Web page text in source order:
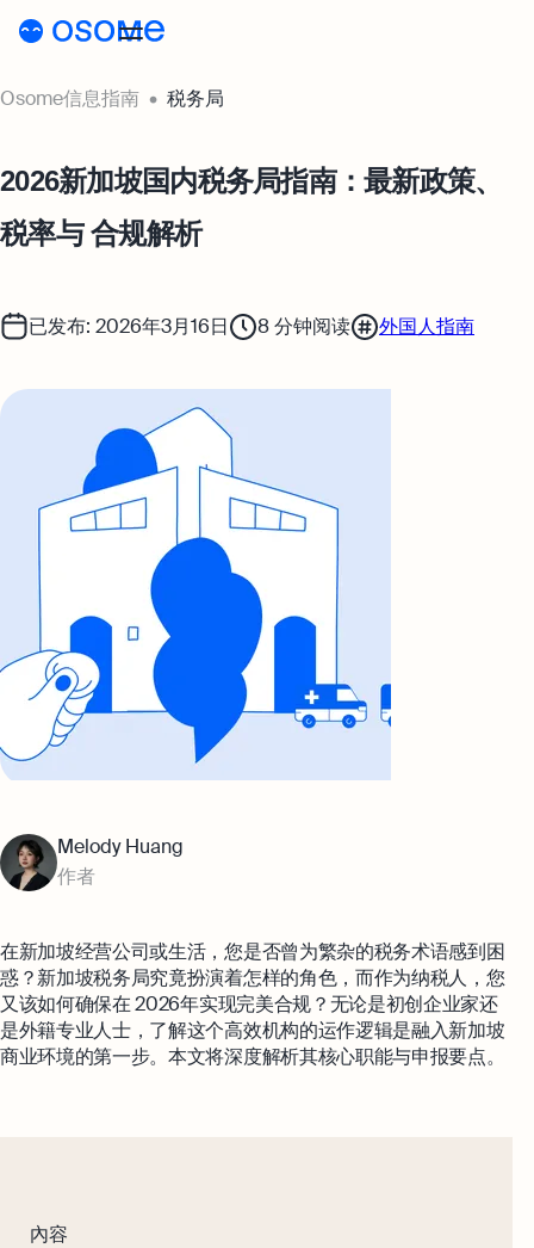
公司注册
银行业务
Osome信息指南 税务局
2026新加坡国内税务局指南：最新政策、
税率与 合规解析
已发布: 2026年3月16日 8分钟阅读 外国人指南
Melody Huang
作者
在新加坡经营公司或生活，您是否曾为繁杂的税务术语感到困
惑？新加坡税务局究竟扮演着怎样的角色，而作为纳税人，您
又该如何确保在 2026年实现完美合规？无论是初创企业家还
是外籍专业人士，了解这个高效机构的运作逻辑是融入新加坡
商业环境的第一步。本文将深度解析其核心职能与申报要点。
內容